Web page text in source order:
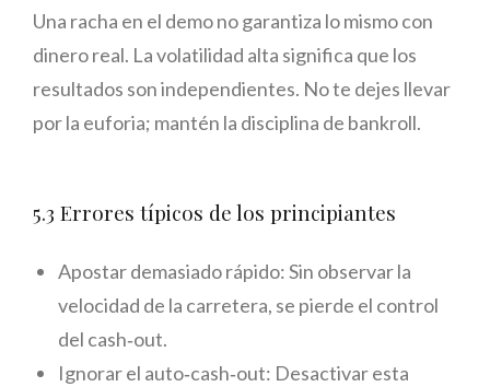
Una racha en el demo no garantiza lo mismo con
dinero real. La volatilidad alta significa que los
resultados son independientes. No te dejes llevar
por la euforia; mantén la disciplina de bankroll.
5.3 Errores típicos de los principiantes
Apostar demasiado rápido: Sin observar la
velocidad de la carretera, se pierde el control
del cash‑out.
Ignorar el auto‑cash‑out: Desactivar esta